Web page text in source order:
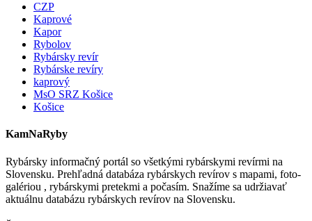
CZP
Kaprové
Kapor
Rybolov
Rybársky revír
Rybárske revíry
kaprový
MsO SRZ Košice
Košice
KamNaRyby
Rybársky informačný portál so všetkými rybárskymi revírmi na
Slovensku. Prehľadná databáza rybárskych revírov s mapami, foto-
galériou , rybárskymi pretekmi a počasím. Snažíme sa udržiavať
aktuálnu databázu rybárskych revírov na Slovensku.